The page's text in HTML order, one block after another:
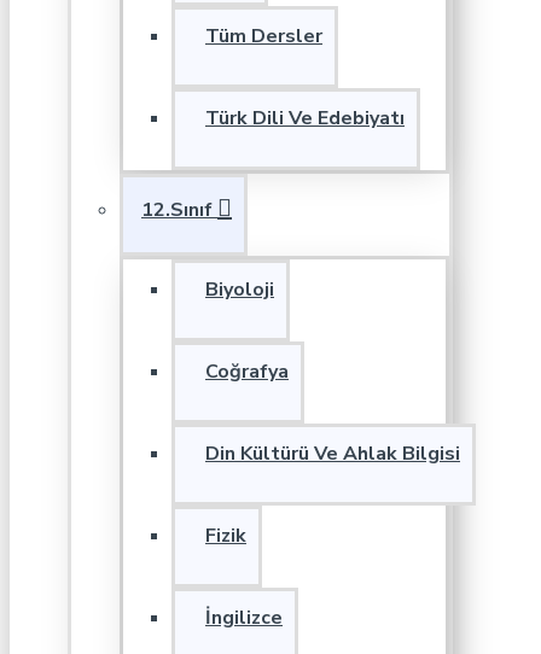
Tüm Dersler
Türk Dili Ve Edebiyatı
12.Sınıf
Biyoloji
Coğrafya
Din Kültürü Ve Ahlak Bilgisi
Fizik
İngilizce